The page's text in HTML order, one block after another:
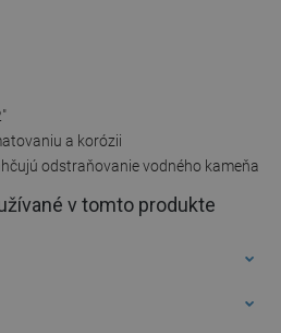
a korózii
odstraňovanie vodného kameňa
v tomto produkte